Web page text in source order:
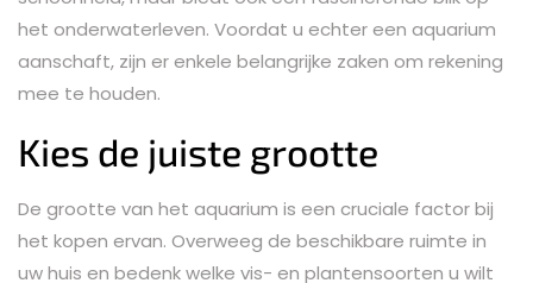
het onderwaterleven. Voordat u echter een aquarium
aanschaft, zijn er enkele belangrijke zaken om rekening
mee te houden.
Kies de juiste grootte
De grootte van het aquarium is een cruciale factor bij
het kopen ervan. Overweeg de beschikbare ruimte in
uw huis en bedenk welke vis- en plantensoorten u wilt